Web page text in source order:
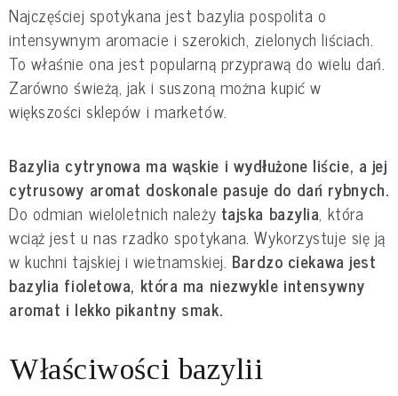
Najczęściej spotykana jest bazylia pospolita o
intensywnym aromacie i szerokich, zielonych liściach.
To właśnie ona jest popularną przyprawą do wielu dań.
Zarówno świeżą, jak i suszoną można kupić w
większości sklepów i marketów.
Bazylia cytrynowa ma wąskie i wydłużone liście, a jej
Do odmian wieloletnich należy tajska bazylia, która
wciąż jest u nas rzadko spotykana. Wykorzystuje się ją
w kuchni tajskiej i wietnamskiej. Bardzo ciekawa jest
bazylia fioletowa, która ma niezwykle intensywny
aromat i lekko pikantny smak.
Właściwości bazylii